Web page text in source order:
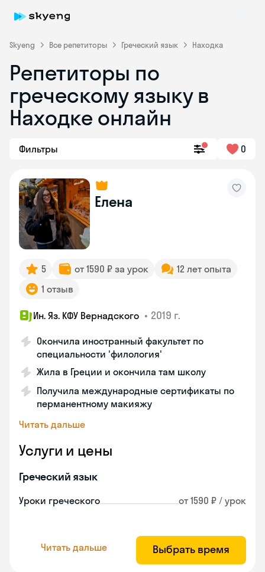
Skyeng Все репетиторы Греческий язык Находка
Репетиторы по
греческому языку в
Находке онлайн
Фильтры 0
Елена
5 от 1590 ₽ за урок
12 лет опыта
1 отзыв
Ин. Яз. КФУ Вернадского • 2019 г.
Окончила иностранный факультет по
специальности 'филология'
Жила в Греции и окончила там школу
Получила международные сертификаты по
перманентному макияжу
Читать дальше
Услуги и цены
Греческий язык
Уроки греческого от 1590 ₽ / урок
Читать дальше Выбрать время
Skyeng Chat
online